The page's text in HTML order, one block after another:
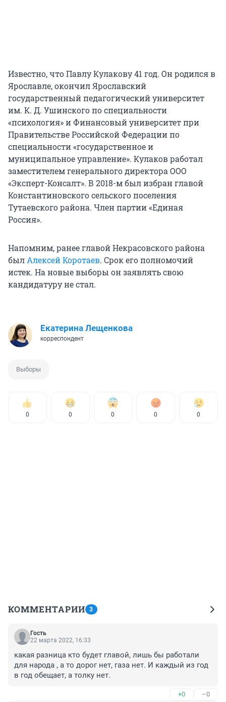
Известно, что Павлу Кулакову 41 год. Он родился в
Ярославле, окончил Ярославский
государственный педагогический университет
им. К. Д. Ушинского по специальности
«психология» и Финансовый университет при
Правительстве Российской Федерации по
специальности «государственное и
муниципальное управление». Кулаков работал
заместителем генерального директора ООО
«Эксперт-Консалт». В 2018-м был избран главой
Константиновского сельского поселения
Тутаевского района. Член партии «Единая
Россия».
Напомним, ранее главой Некрасовского района
был Алексей Коротаев. Срок его полномочий
истек. На новые выборы он заявлять свою
кандидатуру не стал.
Екатерина Лещенкова
корреспондент
Выборы
0 0 0 0 0
КОММЕНТАРИИ 3
Гость
22 марта 2022, 16:33
какая разница кто будет главой, лишь бы работали
для народа , а то дорог нет, газа нет. И каждый из год
в год обещает, а толку нет.
+0 –0